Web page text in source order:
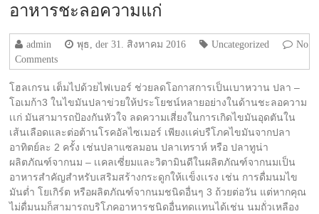
อาหารชะลอความแก่
admin พุธ, der 31. สิงหาคม 2016 Uncategorized
No
Comments
โฮลเกรน เต็มไปด้วยไฟเบอร์ ช่วยลดโอกาสการเป็นเบาหวาน ปลา –
โอเมก้า3 ในไขมันปลาข่วยให้ประโยชน์หลายอย่างในด้านชะลอความ
เเก่ มันสามารถป้องกันหัวใจ ลดความเสี่ยงในการเกิดไขมันอุดตันใน
เส้นเลือดและต่อต้านโรคอัลไซเมอร์ เพียงเเค่บรืโภคไขมันจากปลา
อาทิตย์ละ 2 ครั้ง เช่นปลาแซลมอน ปลาเทราห์ หรือ ปลาทูน่า
ผลิตภัณฑ์จากนม – เเคลเซี่ยมและวิตามินดีในผลิตภัณฑ์จากนมเป็น
อาหารสำคัญสำหรับเสริมสร้างกระดูกให้เเข็งเเรง เช่น การดื่มนมไข
มันต่ำ โยเกิร์ต หรือผลิตภัณฑ์จากนมชนิดอื่นๆ 3 ถ้วยต่อวัน แต่หากคุณ
ไม่ดื่มนมก็สามารถบริโภคอาหารชนิดอื่นทดเเทนได้เช่น นมถั่วเหลือง